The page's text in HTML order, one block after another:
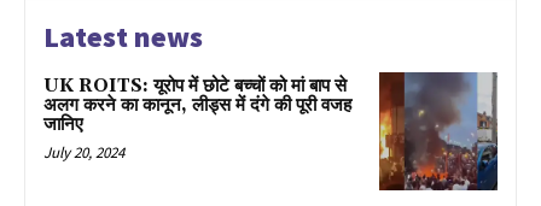
Latest news
UK ROITS: यूरोप में छोटे बच्चों को मां बाप से
अलग करने का कानून, लीड्स में दंगे की पूरी वजह
जानिए
July 20, 2024